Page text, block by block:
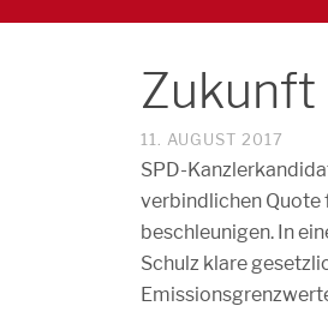
Zukunft
11. AUGUST 2017
SPD-
verbindlichen Quote
beschleunigen. In
Schulz klare